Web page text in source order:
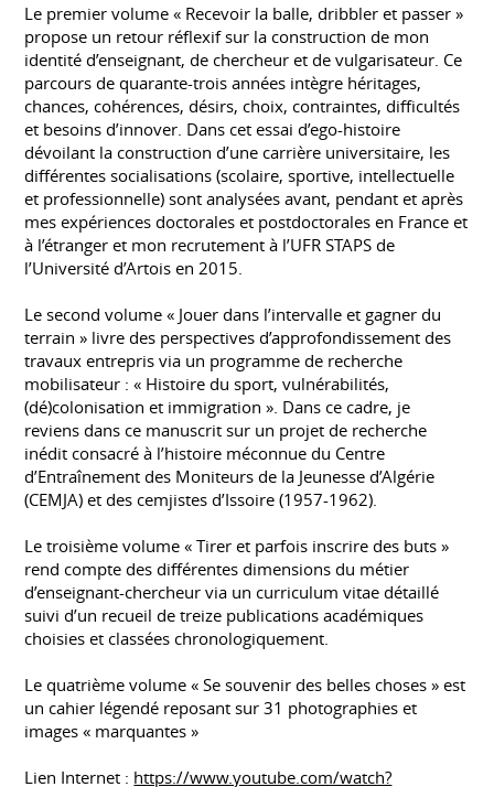
Le premier volume « Recevoir la balle, dribbler et passer »
propose un retour réflexif sur la construction de mon
identité d’enseignant, de chercheur et de vulgarisateur. Ce
parcours de quarante-trois années intègre héritages,
chances, cohérences, désirs, choix, contraintes, difficultés
et besoins d’innover. Dans cet essai d’ego-histoire
dévoilant la construction d’une carrière universitaire, les
différentes socialisations (scolaire, sportive, intellectuelle
et professionnelle) sont analysées avant, pendant et après
mes expériences doctorales et postdoctorales en France et
à l’étranger et mon recrutement à l’UFR STAPS de
l’Université d’Artois en 2015.
Le second volume « Jouer dans l’intervalle et gagner du
terrain » livre des perspectives d’approfondissement des
travaux entrepris via un programme de recherche
mobilisateur : « Histoire du sport, vulnérabilités,
(dé)colonisation et immigration ». Dans ce cadre, je
reviens dans ce manuscrit sur un projet de recherche
inédit consacré à l’histoire méconnue du Centre
d’Entraînement des Moniteurs de la Jeunesse d’Algérie
(CEMJA) et des cemjistes d’Issoire (1957-1962).
Le troisième volume « Tirer et parfois inscrire des buts »
rend compte des différentes dimensions du métier
d’enseignant-chercheur via un curriculum vitae détaillé
suivi d’un recueil de treize publications académiques
choisies et classées chronologiquement.
Le quatrième volume « Se souvenir des belles choses » est
un cahier légendé reposant sur 31 photographies et
images « marquantes »
Lien Internet : https://www.youtube.com/watch?